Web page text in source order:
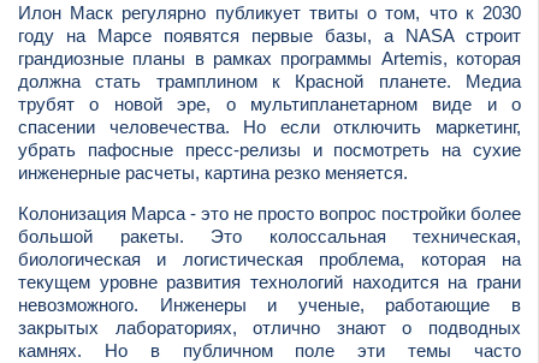
Илон Маск регулярно публикует твиты о том, что к 2030
году на Марсе появятся первые базы, а NASA строит
грандиозные планы в рамках программы Artemis, которая
должна стать трамплином к Красной планете. Медиа
трубят о новой эре, о мультипланетарном виде и о
спасении человечества. Но если отключить маркетинг,
убрать пафосные пресс-релизы и посмотреть на сухие
инженерные расчеты, картина резко меняется.
Колонизация Марса - это не просто вопрос постройки более
большой ракеты. Это колоссальная техническая,
биологическая и логистическая проблема, которая на
текущем уровне развития технологий находится на грани
невозможного. Инженеры и ученые, работающие в
закрытых лабораториях, отлично знают о подводных
камнях. Но в публичном поле эти темы часто